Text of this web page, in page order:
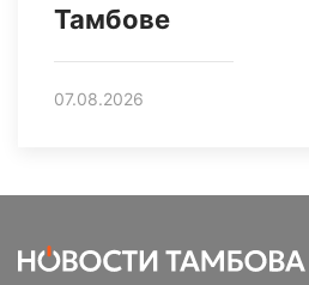
Тамбове
07.08.2026